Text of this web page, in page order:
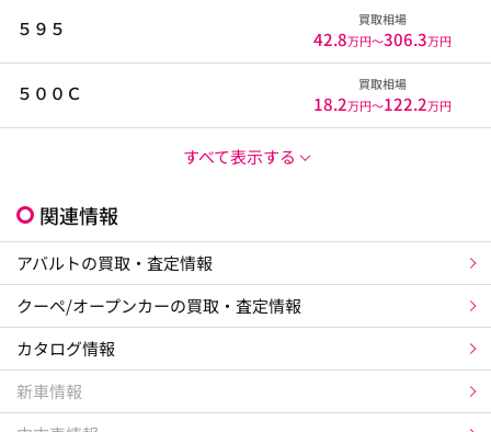
５９５ 買取相場
42.8万円〜306.3万円
５００Ｃ 買取相場
18.2万円〜122.2万円
すべて表示する
関連情報
アバルトの買取・査定情報
クーペ/オープンカーの買取・査定情報
カタログ情報
新車情報